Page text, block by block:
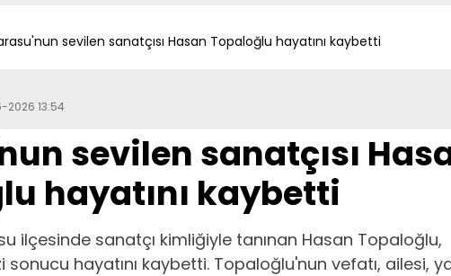
sevilen sanatçısı Hasan Topaloğlu hayatını kaybetti
2026 13:54
sevilen sanatçısı
hayatını kaybetti
ilçesinde sanatçı kimliğiyle tanınan Hasan Topaloğlu,
hayatını kaybetti. Topaloğlu'nun vefatı, ailesi,